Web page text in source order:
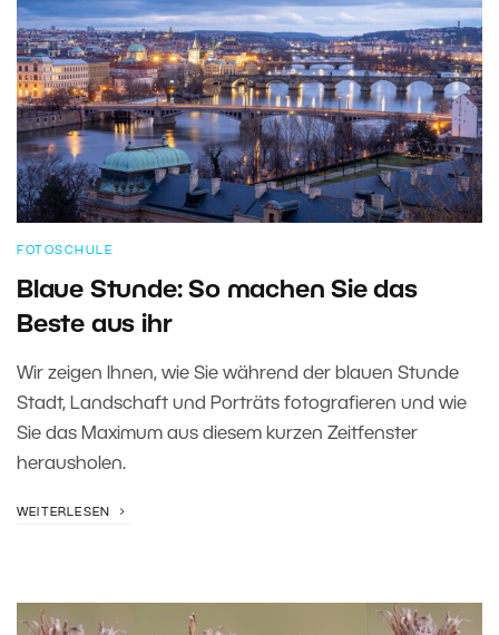
FOTOSCHULE
Blaue Stunde: So machen Sie das
Beste aus ihr
Wir zeigen Ihnen, wie Sie während der blauen Stunde
Stadt, Landschaft und Porträts fotografieren und wie
Sie das Maximum aus diesem kurzen Zeitfenster
herausholen.
WEITERLESEN